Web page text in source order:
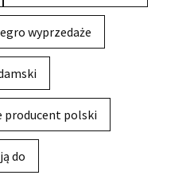
wyprzedaże
producent polski
do